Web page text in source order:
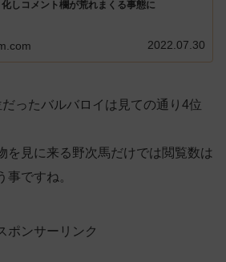
化しコメント欄が荒れまくる事態に
2022.07.30
ったバルバロイは見ての通り4位
を見に来る野次馬だけでは閲覧数は
事ですね。
ポンサーリンク